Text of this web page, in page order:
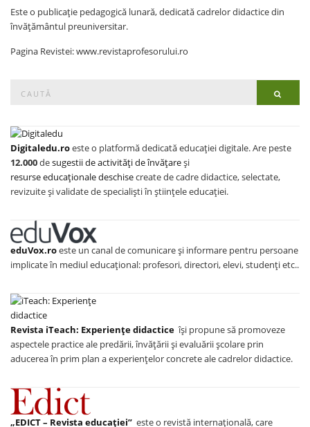
Este o publicație pedagogică lunară, dedicată cadrelor didactice din
învățământul preuniversitar.
Pagina Revistei: www.revistaprofesorului.ro
for:
Digitaledu.roeste o platformă dedicată educației digitale. Are peste
12.000desugestii de activități de învățareși
resurse educaționale deschisecreate de cadre didactice, selectate,
revizuite și validate de specialiști în științele educației.
eduVox.roeste un canal de comunicare și informare pentru persoane
implicate în mediul educațional: profesori, directori, elevi, studenți etc..
Revista iTeach: Experienţe didactice îşi propune să promoveze
aspectele practice ale predării, învăţării şi evaluării şcolare prin
aducerea în prim plan a experienţelor concrete ale cadrelor didactice.
„EDICT – Revista educației” este o revistă internațională, care